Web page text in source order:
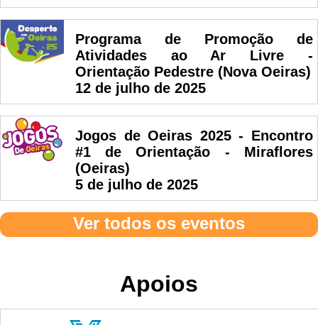
Programa de Promoção de
Atividades ao Ar Livre -
Orientação Pedestre (Nova Oeiras)
12 de julho de 2025
Jogos de Oeiras 2025 - Encontro
#1 de Orientação - Miraflores
(Oeiras)
5 de julho de 2025
Ver todos os eventos
Apoios